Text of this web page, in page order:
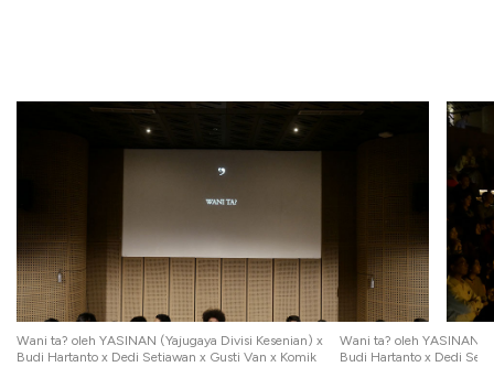
Wani ta? oleh YASINAN (Yajugaya Divisi Kesenian) x
Budi Hartanto x Dedi Setiawan x Gusti Van x Komik
Wani ta? oleh YASINAN
Budi Hartanto x Dedi